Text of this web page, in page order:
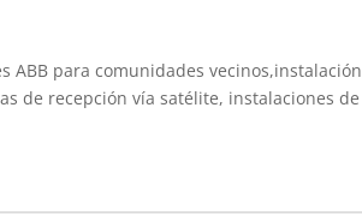
ABB para comunidades vecinos,instalación
de recepción vía satélite, instalaciones de